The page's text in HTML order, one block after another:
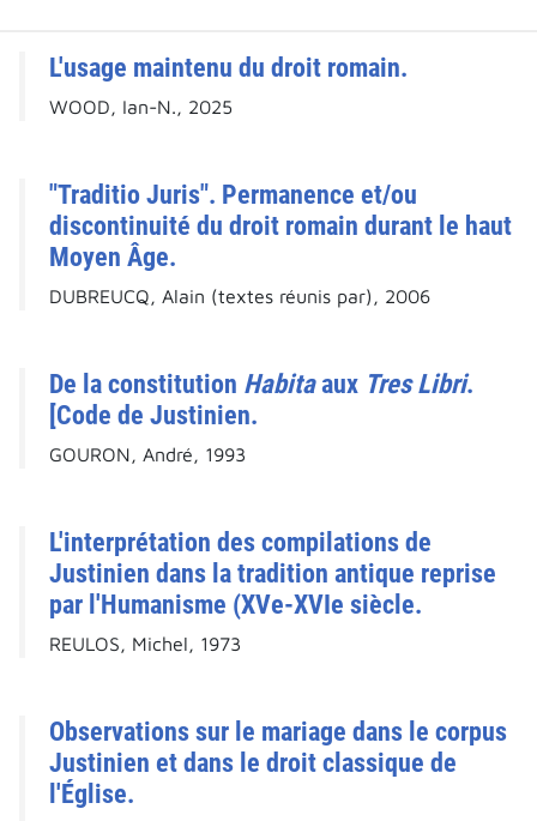
L'usage maintenu du droit romain.
WOOD, Ian-N., 2025
"Traditio Juris". Permanence et/ou
discontinuité du droit romain durant le haut
Moyen Âge.
DUBREUCQ, Alain (textes réunis par), 2006
De la constitution Habitaaux Tres Libri.
[Code de Justinien.
GOURON, André, 1993
L'interprétation des compilations de
Justinien dans la tradition antique reprise
par l'Humanisme (XVe-XVIe siècle.
REULOS, Michel, 1973
Observations sur le mariage dans le corpus
Justinien et dans le droit classique de
l'Église.